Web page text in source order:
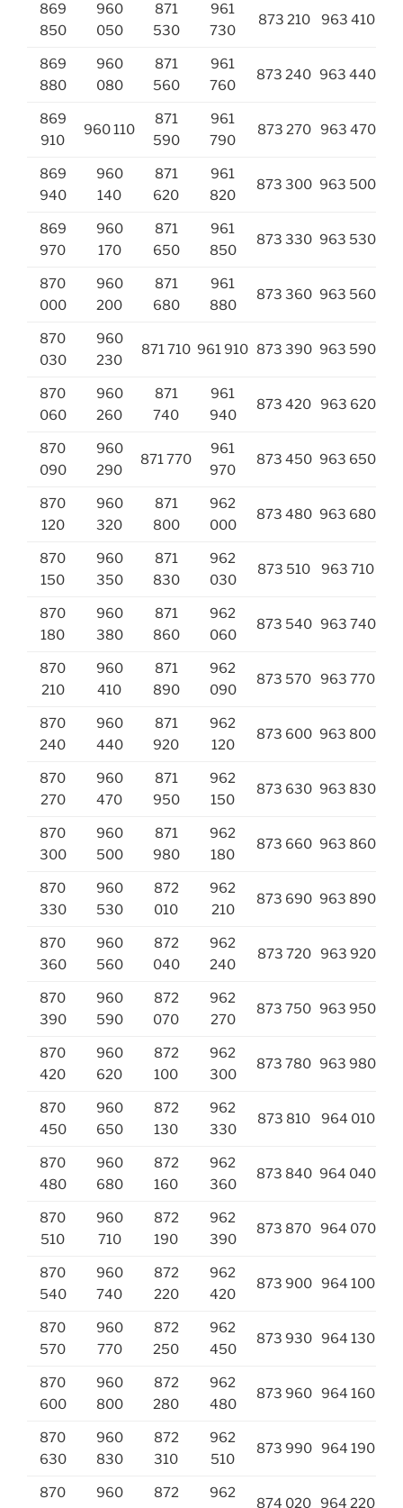
869
850
960
050
871
530
961
730
873 210 963 410
869
880
960
080
871
560
961
760
873 240 963 440
869
910
960 110
871
590
961
790
873 270 963 470
869
940
960
140
871
620
961
820
873 300 963 500
869
970
960
170
871
650
961
850
873 330 963 530
870
000
960
200
871
680
961
880
873 360 963 560
870
030
960
230
871 710 961 910 873 390 963 590
870
060
960
260
871
740
961
940
873 420 963 620
870
090
960
290
871 770
961
970
873 450 963 650
870
120
960
320
871
800
962
000
873 480 963 680
870
150
960
350
871
830
962
030
873 510 963 710
870
180
960
380
871
860
962
060
873 540 963 740
870
210
960
410
871
890
962
090
873 570 963 770
870
240
960
440
871
920
962
120
873 600 963 800
870
270
960
470
871
950
962
150
873 630 963 830
870
300
960
500
871
980
962
180
873 660 963 860
870
330
960
530
872
010
962
210
873 690 963 890
870
360
960
560
872
040
962
240
873 720 963 920
870
390
960
590
872
070
962
270
873 750 963 950
870
420
960
620
872
100
962
300
873 780 963 980
870
450
960
650
872
130
962
330
873 810 964 010
870
480
960
680
872
160
962
360
873 840 964 040
870
510
960
710
872
190
962
390
873 870 964 070
870
540
960
740
872
220
962
420
873 900 964 100
870
570
960
770
872
250
962
450
873 930 964 130
870
600
960
800
872
280
962
480
873 960 964 160
870
630
960
830
872
310
962
510
873 990 964 190
870
960
872
962
874 020 964 220